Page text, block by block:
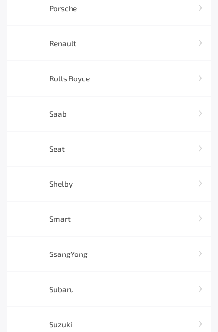
Porsche
Renault
Rolls Royce
Saab
Seat
Shelby
Smart
SsangYong
Subaru
Suzuki